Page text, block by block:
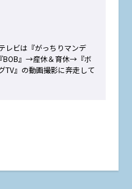
レビは『がっちりマンデ
BOB』→産休＆育休→『ボ
TV』の動画撮影に奔走して